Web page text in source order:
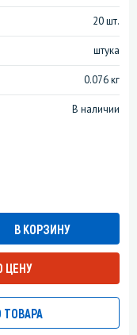
20 шт.
штука
0.076 кг
В наличии
В КОРЗИНУ
ЦЕНУ